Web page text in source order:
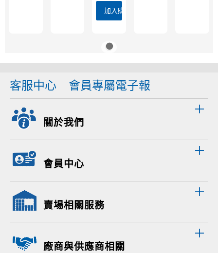
加入購物車
客服中心 會員專屬電子報
關於我們
會員中心
賣場相關服務
廠商與供應商相關